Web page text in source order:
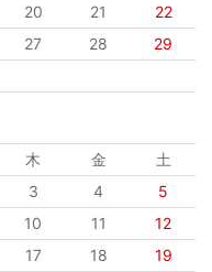
20 21
22
27 28
29
木 金
土
3 4
5
10 11
12
17 18
19